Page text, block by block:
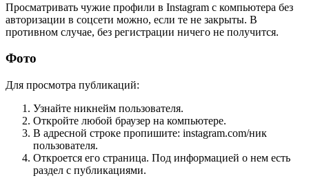
Просматривать чужие профили в Instagram с компьютера без
авторизации в соцсети можно, если те не закрыты. В
противном случае, без регистрации ничего не получится.
Фото
Для просмотра публикаций:
Узнайте никнейм пользователя.
Откройте любой браузер на компьютере.
В адресной строке пропишите: instagram.com/ник
пользователя.
Откроется его страница. Под информацией о нем есть
раздел с публикациями.